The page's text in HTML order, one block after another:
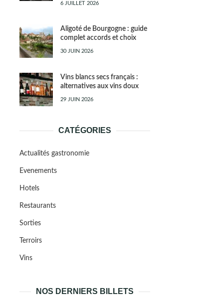
6 JUILLET 2026
Aligoté de Bourgogne : guide
complet accords et choix
30 JUIN 2026
Vins blancs secs français :
alternatives aux vins doux
29 JUIN 2026
CATÉGORIES
Actualités gastronomie
Evenements
Hotels
Restaurants
Sorties
Terroirs
Vins
NOS DERNIERS BILLETS